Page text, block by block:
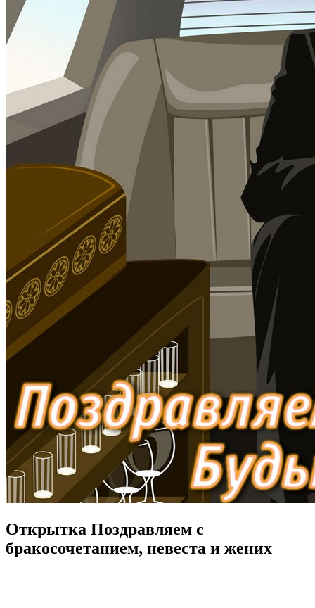
Открытка Поздравляем с
бракосочетанием, невеста и жених